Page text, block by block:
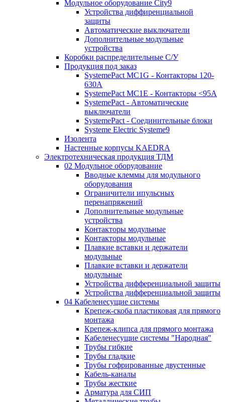
Модульное оборудование City9
Устройства диффиренциальной
защиты
Автоматические выключатели
Дополнительные модульные
устройства
Коробки распределительные C/У
Продукция под заказ
SystemePact MC1G - Контакторы 120-
630A
SystemePact MC1E - Контакторы <95A
SystemePact - Автоматические
выключатели
SystemePact - Соединительные блоки
Systeme Electric Systeme9
Изолента
Настенные корпусы KAEDRA
Электротехническая продукция ТДМ
02 Модульное оборудование
Вводные клеммы для модульного
оборудования
Ограничители ипульсных
перенапряжений
Дополнительные модульные
устройства
Контакторы модульные
Контакторы модульные
Плавкие вставки и держатели
модульные
Плавкие вставки и держатели
модульные
Устройства дифференциальной защиты
Устройства дифференциальной защиты
04 Кабеленесущие системы
Крепеж-скоба пластиковая для прямого
монтажа
Крепеж-клипса для прямого монтажа
Кабеленесущие системы "Народная"
Трубы гибкие
Трубы гладкие
Трубы гофрированные двустенные
Кабель-каналы
Трубы жесткие
Арматура для СИП